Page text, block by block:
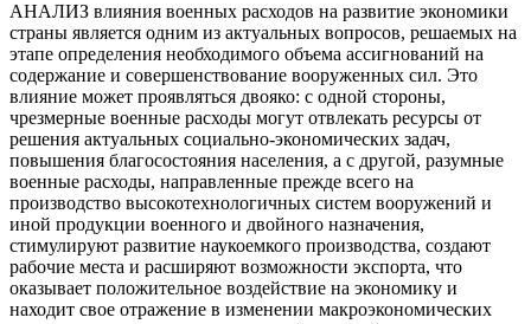
АНАЛИЗ влияния военных расходов на развитие экономики
страны является одним из актуальных вопросов, решаемых на
этапе определения необходимого объема ассигнований на
содержание и совершенствование вооруженных сил. Это
влияние может проявляться двояко: с одной стороны,
чрезмерные военные расходы могут отвлекать ресурсы от
решения актуальных социально-экономических задач,
повышения благосостояния населения, а с другой, разумные
военные расходы, направленные прежде всего на
производство высокотехнологичных систем вооружений и
иной продукции военного и двойного назначения,
стимулируют развитие наукоемкого производства, создают
рабочие места и расширяют возможности экспорта, что
оказывает положительное воздействие на экономику и
находит свое отражение в изменении макроэкономических